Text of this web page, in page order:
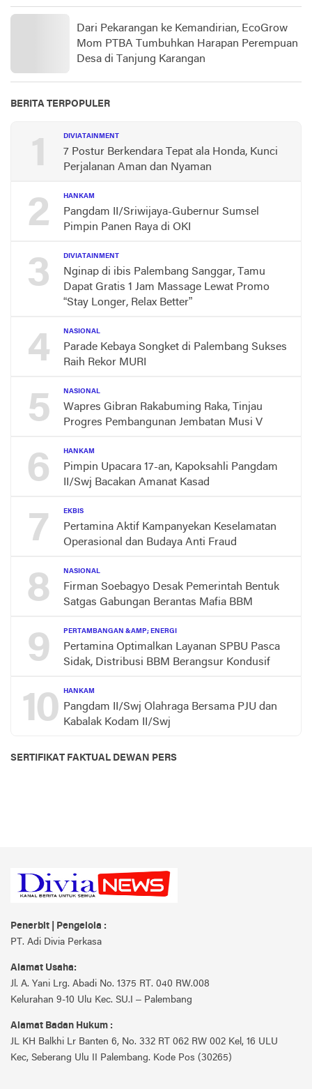
Dari Pekarangan ke Kemandirian, EcoGrow
Mom PTBA Tumbuhkan Harapan Perempuan
Desa di Tanjung Karangan
BERITA TERPOPULER
1 DIVIATAINMENT
7 Postur Berkendara Tepat ala Honda, Kunci
Perjalanan Aman dan Nyaman
2 HANKAM
Pangdam II/Sriwijaya-Gubernur Sumsel
Pimpin Panen Raya di OKI
3 DIVIATAINMENT
Nginap di ibis Palembang Sanggar, Tamu
Dapat Gratis 1 Jam Massage Lewat Promo
“Stay Longer, Relax Better”
4 NASIONAL
Parade Kebaya Songket di Palembang Sukses
Raih Rekor MURI
5 NASIONAL
Wapres Gibran Rakabuming Raka, Tinjau
Progres Pembangunan Jembatan Musi V
6 HANKAM
Pimpin Upacara 17-an, Kapoksahli Pangdam
II/Swj Bacakan Amanat Kasad
7 EKBIS
Pertamina Aktif Kampanyekan Keselamatan
Operasional dan Budaya Anti Fraud
8 NASIONAL
Firman Soebagyo Desak Pemerintah Bentuk
Satgas Gabungan Berantas Mafia BBM
9 PERTAMBANGAN &AMP; ENERGI
Pertamina Optimalkan Layanan SPBU Pasca
Sidak, Distribusi BBM Berangsur Kondusif
10 HANKAM
Pangdam II/Swj Olahraga Bersama PJU dan
Kabalak Kodam II/Swj
SERTIFIKAT FAKTUAL DEWAN PERS
Penerbit | Pengelola :
PT. Adi Divia Perkasa
Alamat Usaha:
Jl. A. Yani Lrg. Abadi No. 1375 RT. 040 RW.008
Kelurahan 9-10 Ulu Kec. SU.I – Palembang
Alamat Badan Hukum :
JL KH Balkhi Lr Banten 6, No. 332 RT 062 RW 002 Kel, 16 ULU
Kec, Seberang Ulu II Palembang. Kode Pos (30265)